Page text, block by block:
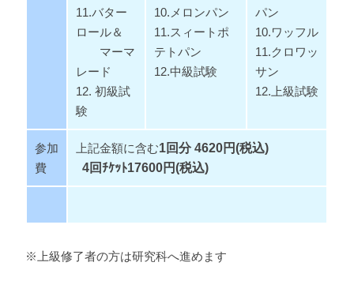
11.バター
ロール＆
マーマ
レード
12. 初級試
験
10.メロンパン
11.スィートポ
テトパン
12.中級試験
パン
10.ワッフル
11.クロワッ
サン
12.上級試験
参加
費
上記金額に含む1回分 4620円(税込)
4回ﾁｹｯﾄ17600円(税込)
※上級修了者の方は研究科へ進めます